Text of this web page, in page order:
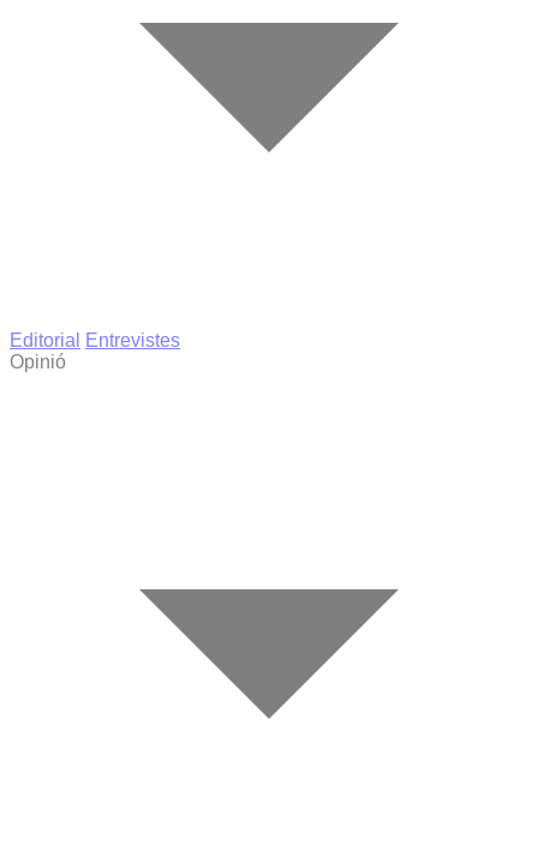
Editorial
Entrevistes
Opinió